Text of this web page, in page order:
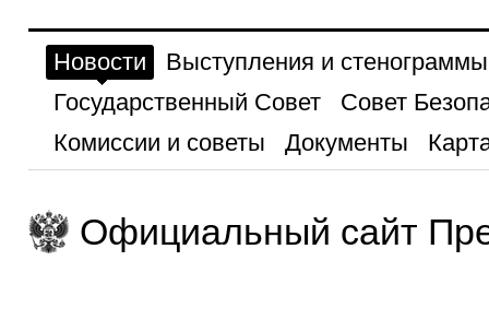
Новости
Выступления и стенограммы
Государственный Совет
Совет
Комиссии и советы
Документы
Официальный сайт